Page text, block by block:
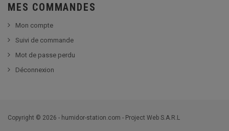
MES COMMANDES
Mon compte
Suivi de commande
Mot de passe perdu
Déconnexion
Copyright © 2026 - humidor-station.com - Project Web S.A.R.L